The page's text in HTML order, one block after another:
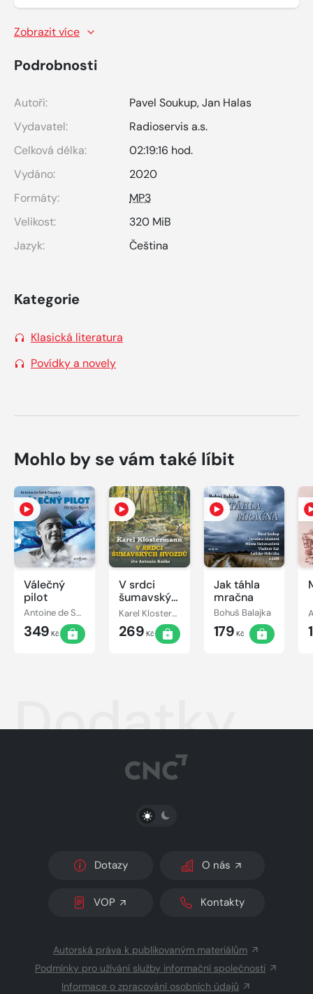
Zobrazit více
Podrobnosti
Autoři: Pavel Soukup,Jan Halas
Vydavatel:
Radioservis a.s.
Celková délka:
02:19:16 hod.
Vydáno:
2020
Formáty:
MP3
Velikost:
320 MiB
Jazyk:
Čeština
Kategorie
Klasická literatura
Povídky a novely
Mohlo by se vám také líbit
Válečný
pilot
Antoine de Saint-Exupéry
349 Kč
V srdci
šumavských
hvozdů
Karel Klostermann
269 Kč
Jak táhla
mračna
Bohuš Balajka
179 Kč
Dodatky
PŘEPNOUT SVĚTLÝ/TMAVÝ REŽIM
Dotazy O nás
VOP Kontakty
Autorská práva k publikovaným materiálům
Podmínky pro užívání služby informační společnosti
Informace o zpracování osobních údajů